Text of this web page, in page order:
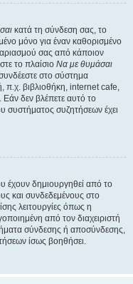
κατά τη σύνδεση σας, το
μόνο για έναν καθορισμένο
σας από κάποιον
το πλαίσιο Να με θυμάσαι
στο σύστημα
π.χ. βιβλιοθήκη, internet cafe,
δεν βλέπετε αυτό το
συστήματος συζητήσεων έχει
έχουν δημιουργηθεί από το
και συνδεδεμένους στο
λειτουργίες όπως η
από τον διαχειριστή
σύνδεσης ή αποσύνδεσης,
ίσως βοηθήσει.